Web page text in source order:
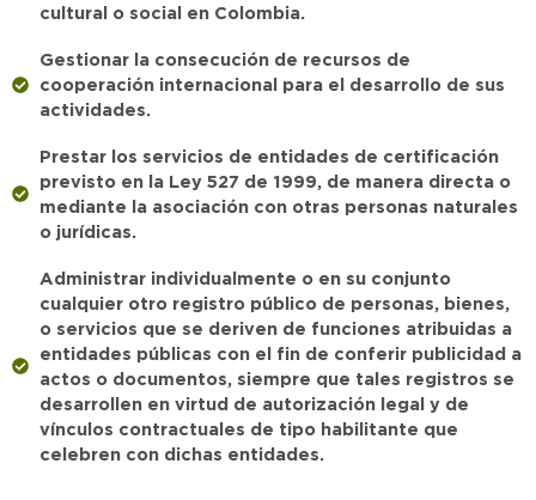
cultural o social en Colombia.
Gestionar la consecución de recursos de
cooperación internacional para el desarrollo de sus
actividades.
Prestar los servicios de entidades de certificación
previsto en la Ley 527 de 1999, de manera directa o
mediante la asociación con otras personas naturales
o jurídicas.
Administrar individualmente o en su conjunto
cualquier otro registro público de personas, bienes,
o servicios que se deriven de funciones atribuidas a
entidades públicas con el fin de conferir publicidad a
actos o documentos, siempre que tales registros se
desarrollen en virtud de autorización legal y de
vínculos contractuales de tipo habilitante que
celebren con dichas entidades.